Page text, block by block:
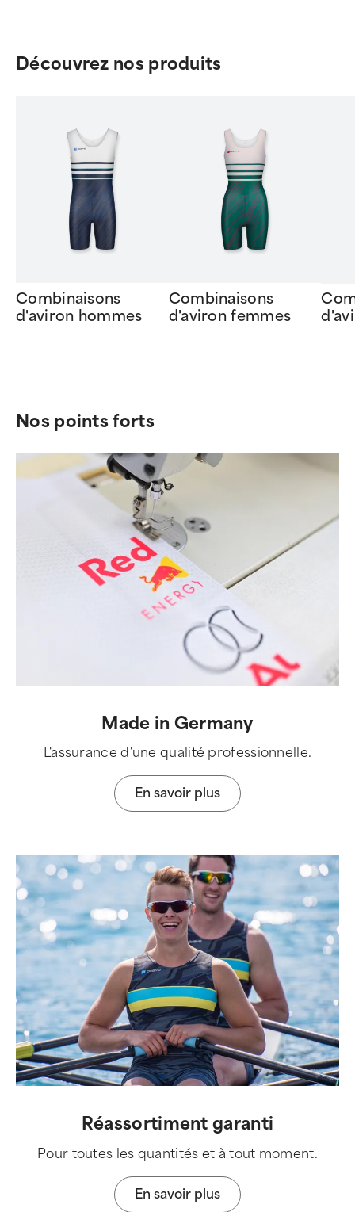
Découvrez nos produits
Combinaisons
d'aviron hommes
Combinaisons
d'aviron femmes
Nos points forts
Made in Germany
L'assurance d'une qualité professionnelle.
En savoir plus
Réassortiment garanti
Pour toutes les quantités et à tout moment.
En savoir plus